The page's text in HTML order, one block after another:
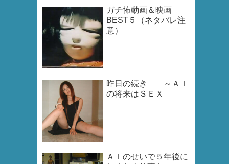
ガチ怖動画＆映画
BEST５（ネタバレ注
意）
昨日の続き ～ＡＩ
の将来はＳＥＸ
ＡＩのせいで５年後に